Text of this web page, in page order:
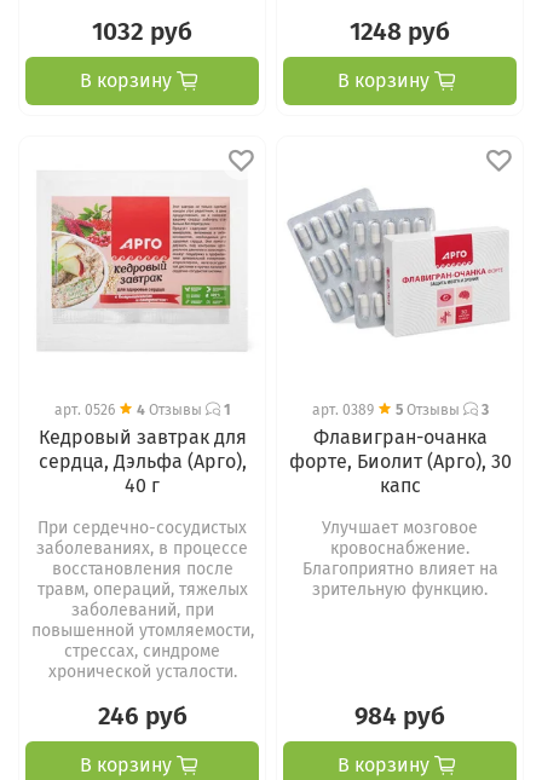
1032 руб
В корзину
1248 руб
В корзину
арт. 0526 4Отзывы 1
Кедровый завтрак для
сердца, Дэльфа (Арго),
40 г
При сердечно-сосудистых
заболеваниях, в процессе
восстановления после
травм, операций, тяжелых
заболеваний, при
повышенной утомляемости,
стрессах, синдроме
хронической усталости.
246 руб
В корзину
арт. 0389 5Отзывы 3
Флавигран-очанка
форте, Биолит (Арго), 30
капс
Улучшает мозговое
кровоснабжение.
Благоприятно влияет на
зрительную функцию.
984 руб
В корзину